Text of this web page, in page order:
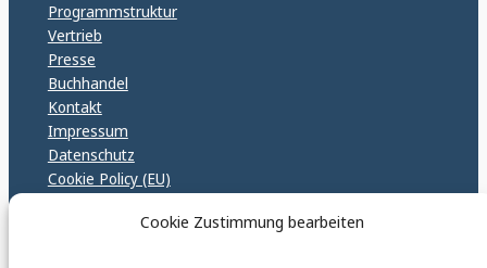
Cookie Zustimmung bearbeiten
Programmstruktur
Vertrieb
Presse
Buchhandel
Kontakt
Impressum
Datenschutz
Cookie Policy (EU)